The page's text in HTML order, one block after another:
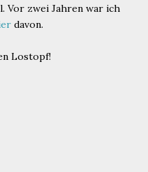
Vor zwei Jahren war ich
davon.
Lostopf!